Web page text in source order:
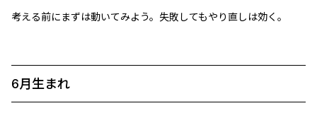
考える前にまずは動いてみよう。失敗してもやり直しは効く。
6月生まれ